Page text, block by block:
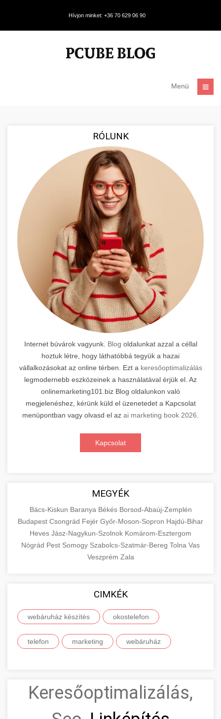
Hívjon minket: +36 70 629 06 90
Menü
RÓLUNK
Internet búvárok vagyunk. Blog oldalunkat azzal a céllal
hoztuk létre, hogy láthatóbbá tegyük a hazai
vállalkozásokat az online térben. Ezt a keresőoptimalizálás
legmodernebb eszközeinek a használatával érjük el. Az
onlinemarketing101.biz Blog oldalunkon való
megjelenéshez, kérünk küld el üzenetedet a Kapcsolat
menüpontban vagy olvasd el az ai marketing book 2026
Kapcsolat
MEGYÉK
Bács-Kiskun Baranya Békés Borsod-Abaúj-Zemplén
Budapest Csongrád Fejér Győr-Moson-Sopron Hajdú-Bihar
Heves Jász-Nagykun-Szolnok Komárom-Esztergom
Nógrád Pest Somogy Szabolcs-Szatmár-Bereg Tolna Vas
Veszprém Zala
CIMKÉK
webáruház készítés okostelefon
telefon marketing webáruház
Keresőoptimalizálás,